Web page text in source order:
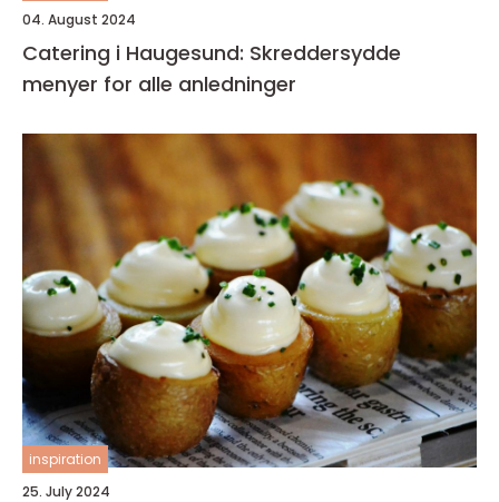
04. August 2024
Catering i Haugesund: Skreddersydde
menyer for alle anledninger
inspiration
25. July 2024